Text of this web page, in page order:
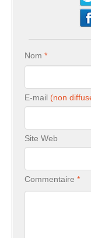
Nom
E-mail
Site Web
Commentaire